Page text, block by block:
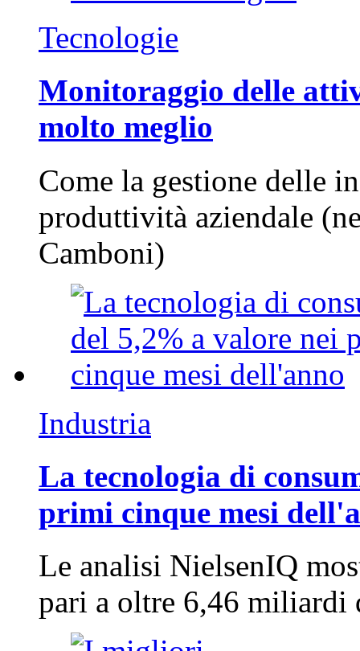
Tecnologie
Monitoraggio delle
molto meglio
Come la gestione delle
produttività aziendale
Camboni)
Industria
La tecnologia di
primi cinque mesi
Le analisi NielsenIQ
pari a oltre 6,46